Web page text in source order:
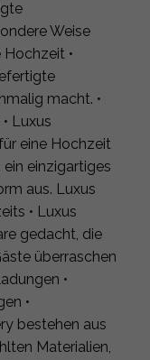
Weise
•
macht. •
Luxus
eine Hochzeit
ein einzigartiges
aus. Luxus
• Luxus
gedacht, die
überraschen
•
•
bestehen aus
Materialien,